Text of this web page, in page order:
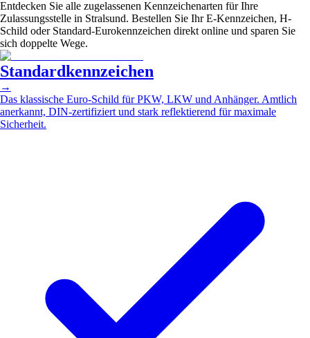
Entdecken Sie alle zugelassenen Kennzeichenarten für Ihre
Zulassungsstelle in Stralsund. Bestellen Sie Ihr E-Kennzeichen, H-
Schild oder Standard-Eurokennzeichen direkt online und sparen Sie
sich doppelte Wege.
Standardkennzeichen
→
Das klassische Euro-Schild für PKW, LKW und Anhänger. Amtlich
anerkannt, DIN-zertifiziert und stark reflektierend für maximale
Sicherheit.